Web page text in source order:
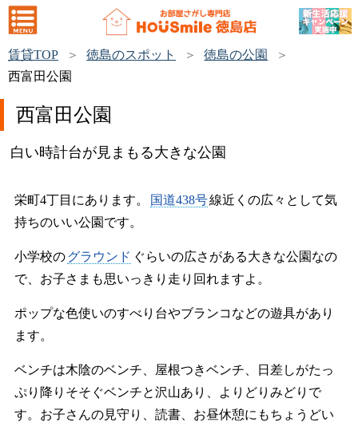
賃貸TOP 徳島のスポット
徳島の公園
西富田公園
西富田公園
白い時計台が見まもる大きな公園
栄町4丁目にあります。 国道438号線近くの広々として気
持ちのいい公園です。
小学校のグラウンド ぐらいの広さがある大きな公園なの
で、お子さまも思いっきり走り回れますよ。
ポップな色使いのすべり台やブランコなどの遊具があり
ます。
ベンチは木陰のベンチ、屋根つきベンチ、日差しがたっ
ぷり降りそそぐベンチと沢山あり、よりどりみどりで
す。お子さんの見守り、読書、お昼休憩にもちょうどい